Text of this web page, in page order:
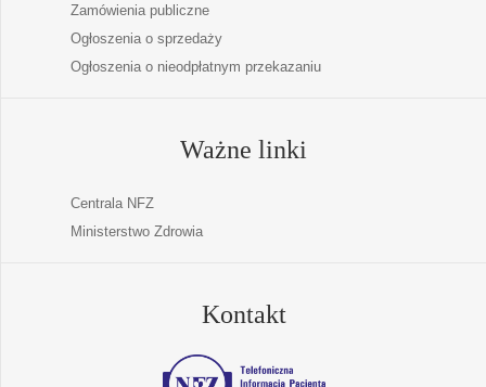
Zamówienia publiczne
Ogłoszenia o sprzedaży
Ogłoszenia o nieodpłatnym przekazaniu
Ważne linki
Centrala NFZ
Ministerstwo Zdrowia
Kontakt